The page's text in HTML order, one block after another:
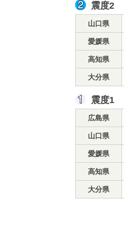
震度2
山口県
愛媛県
高知県
大分県
震度1
広島県
山口県
愛媛県
高知県
大分県